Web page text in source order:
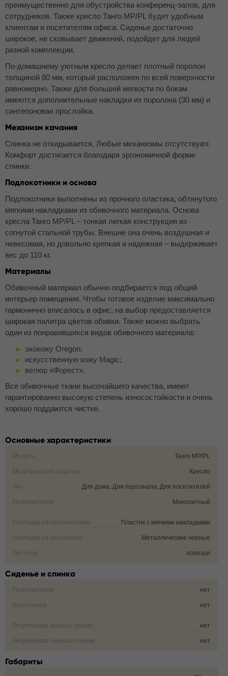
преимущественно для обустройства конференц-залов, для
сотрудников. Также кресло Танго MP/PL будет удобным
клиентам и посетителям офиса. Сиденье достаточно
широкое, не сковывает движений, подойдет для людей
разной комплекции.
По-домашнему уютным кресло делает плотный поролон
толщиной 80 мм, который расположен по всей поверхности
равномерно. Также для большей мягкости по бокам
имеются дополнительные накладки из поролона (30 мм) и
синтепоновая прослойка.
Механизм качания
Спинка не откидывается. Любые механизмы отсутствуют.
Комфорт достигается благодаря эргономичной форме
спинки.
Подлокотники и основа
Подлокотники выполнены из прочного пластика, обтянутого
мягкими накладками из обивочного материала. Основа
кресла Танго MP/PL – тонкая легкая конструкция из
согнутой стальной трубы. Внешне она очень воздушная и
невесомая, но довольно крепкая и надежная – выдерживает
вес до 110 кг.
Материалы
Обивочный материал обычно подбирается под общий
интерьер помещения. Чтобы готовое изделие максимально
гармонично вписалось в офис, на выбор предоставляется
широкая палитра цветов обивки. Также можно выбрать
один из понравившихся видов обивочного материала:
экокожу Oregon;
искусственную кожу Magic;
велюр «Форест».
Все обивочные ткани высочайшего качества, имеют
гарантированно высокую степень износостойкости и очень
хорошо поддаются чистке.
Основные характеристики
Модель Танго MP/PL
Модификация изделия Кресло
Тип Для дома, Для персонала, Для посетителей
Подлокотники Монолитный
Накладки на подлокотники Пластик с мягкими накладками
Накладки на крестовину Металлические черные
Тип опор полозья
Сиденье и спинка
Подлокотники нет
Крестовина нет
Регулировка высоты спинки нет
Регулировка наклона спинки нет
Габариты